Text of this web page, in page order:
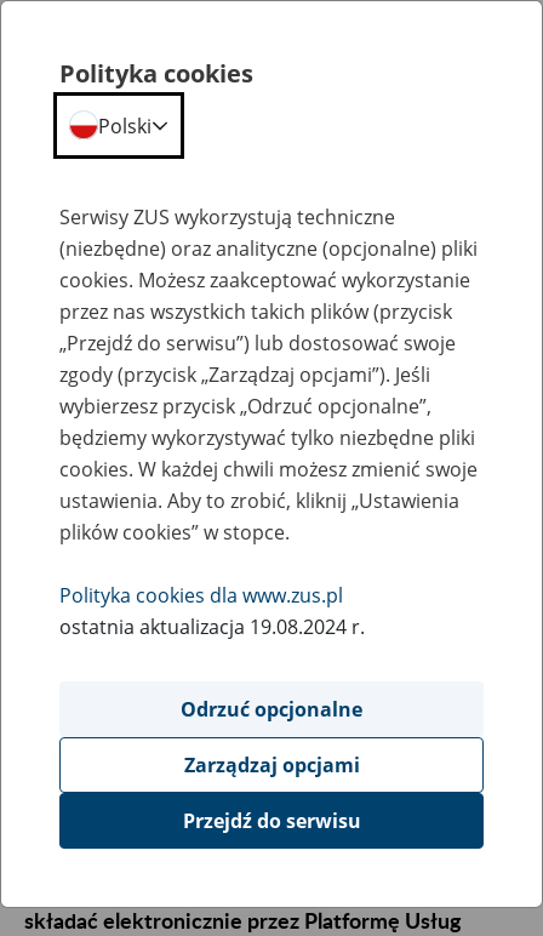
Aktualności
Rodzinny kapitał opiekuńczy na dzieci z
Ukrainy
22
kwietnia
2022
Zakład Ubezpieczeń Społecznych (ZUS) będzie
przyznawał i wypłacał Rodzinny Kapitał Opiekuńczy
(RKO) obywatelom Ukrainy, którzy przybyli legalnie
z Ukrainy do Polski po 23 lutego 2022 r. w związku z
działaniami wojennymi. Specjalny wniosek o RKO w
składać elektronicznie przez Platformę Usług
Polityka cookies
Polski
Serwisy ZUS wykorzystują techniczne
(niezbędne) oraz analityczne (opcjonalne) pliki
cookies. Możesz zaakceptować wykorzystanie
przez nas wszystkich takich plików (przycisk
„Przejdź do serwisu”) lub dostosować swoje
zgody (przycisk „Zarządzaj opcjami”). Jeśli
wybierzesz przycisk „Odrzuć opcjonalne”,
będziemy wykorzystywać tylko niezbędne pliki
cookies. W każdej chwili możesz zmienić swoje
ustawienia. Aby to zrobić, kliknij „Ustawienia
plików cookies” w stopce.
Polityka cookies dla www.zus.pl
ostatnia aktualizacja 19.08.2024 r.
Odrzuć opcjonalne
Zarządzaj opcjami
Przejdź do serwisu